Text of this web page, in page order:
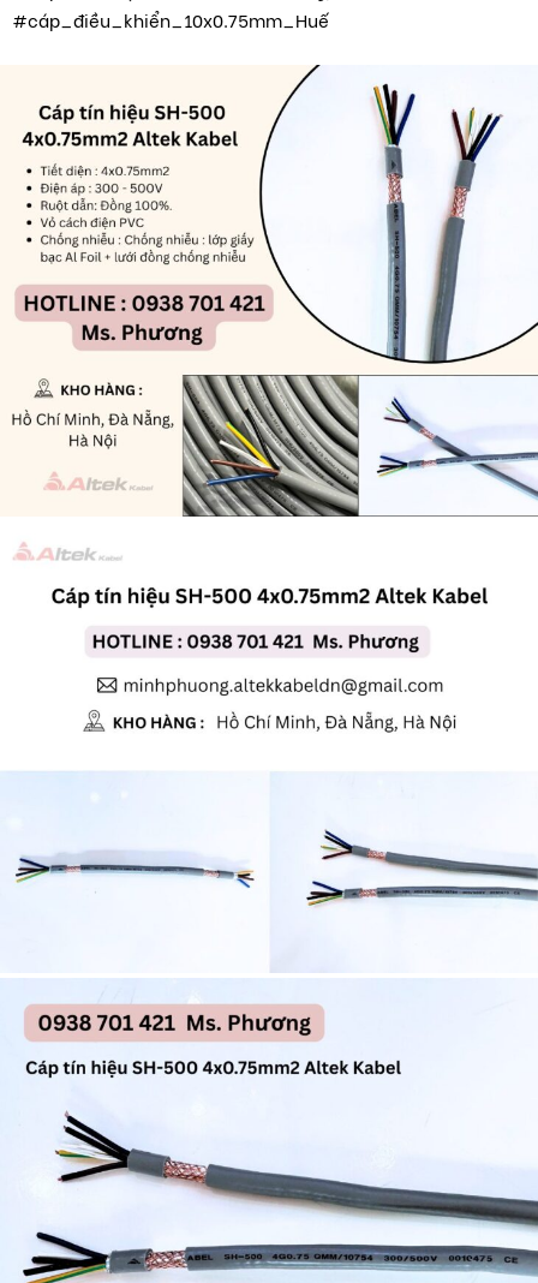
#cáp_điều_khiển_10x0.75mm_Huế